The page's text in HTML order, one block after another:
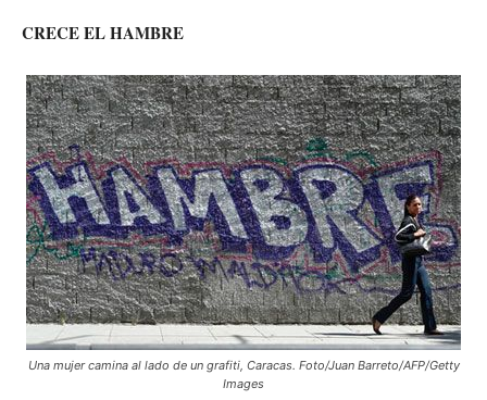
CRECE EL HAMBRE
Una mujer camina al lado de un grafiti, Caracas. Foto/Juan Barreto/AFP/Getty
Images